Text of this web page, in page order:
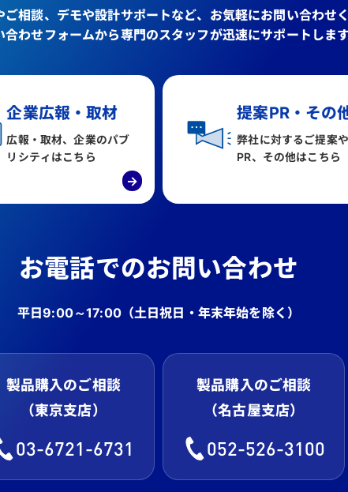
相談、デモや設計サポートなど、お気軽にお問い合わせく
わせフォームから専門のスタッフが迅速にサポートします
企業広報・取材
広報・取材、企業のパブ
リシティはこちら
→
提案PR・その
弊社に対するご提案や
PR、その他はこちら
お電話でのお問い合わせ
平日9:00～17:00（土日祝日・年末年始を除く）
製品購入のご相談
（東京支店）
03-6721-6731
製品購入のご相談
（名古屋支店）
052-526-3100